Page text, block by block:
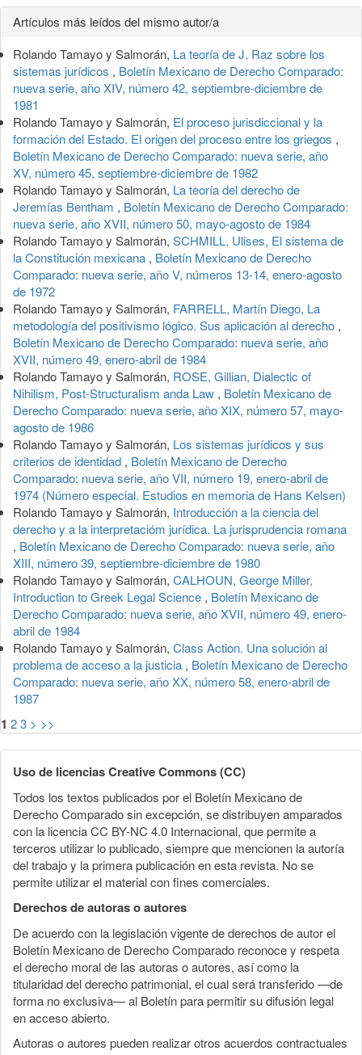
Detalles
del
artículo
Artículos más leídos del mismo autor/a
Rolando Tamayo y Salmorán, La teoría de J. Raz sobre los
sistemas jurídicos , Boletín Mexicano de Derecho Comparado:
nueva serie, año XIV, número 42, septiembre-diciembre de
1981
Rolando Tamayo y Salmorán, El proceso jurisdiccional y la
formación del Estado. El origen del proceso entre los griegos ,
Boletín Mexicano de Derecho Comparado: nueva serie, año
XV, número 45, septiembre-diciembre de 1982
Rolando Tamayo y Salmorán, La teoría del derecho de
Jeremías Bentham , Boletín Mexicano de Derecho Comparado:
nueva serie, año XVII, número 50, mayo-agosto de 1984
Rolando Tamayo y Salmorán, SCHMILL, Ulises, El sistema de
la Constitución mexicana , Boletín Mexicano de Derecho
Comparado: nueva serie, año V, números 13-14, enero-agosto
de 1972
Rolando Tamayo y Salmorán, FARRELL, Martín Diego, La
metodología del positivismo lógico. Sus aplicación al derecho ,
Boletín Mexicano de Derecho Comparado: nueva serie, año
XVII, número 49, enero-abril de 1984
Rolando Tamayo y Salmorán, ROSE, Gillian, Dialectic of
Nihilism, Post-Structuralism anda Law , Boletín Mexicano de
Derecho Comparado: nueva serie, año XIX, número 57, mayo-
agosto de 1986
Rolando Tamayo y Salmorán, Los sistemas jurídicos y sus
criterios de identidad , Boletín Mexicano de Derecho
Comparado: nueva serie, año VII, número 19, enero-abril de
1974 (Número especial. Estudios en memoria de Hans Kelsen)
Rolando Tamayo y Salmorán, Introducción a la ciencia del
derecho y a la interpretacióm jurídica. La jurisprudencia romana
, Boletín Mexicano de Derecho Comparado: nueva serie, año
XIII, número 39, septiembre-diciembre de 1980
Rolando Tamayo y Salmorán, CALHOUN, George Miller,
Introduction to Greek Legal Science , Boletín Mexicano de
Derecho Comparado: nueva serie, año XVII, número 49, enero-
abril de 1984
Rolando Tamayo y Salmorán, Class Action. Una solución al
problema de acceso a la justicia , Boletín Mexicano de Derecho
Comparado: nueva serie, año XX, número 58, enero-abril de
1987
1 23 > >>
Uso de licencias Creative Commons (CC)
Todos los textos publicados por el Boletín Mexicano de
Derecho Comparado sin excepción, se distribuyen amparados
con la licencia CC BY-NC 4.0 Internacional, que permite a
terceros utilizar lo publicado, siempre que mencionen la autoría
del trabajo y la primera publicación en esta revista. No se
permite utilizar el material con fines comerciales.
Derechos de autoras o autores
De acuerdo con la legislación vigente de derechos de autor el
Boletín Mexicano de Derecho Comparado reconoce y respeta
el derecho moral de las autoras o autores, así como la
titularidad del derecho patrimonial, el cual será transferido —de
forma no exclusiva— al Boletín para permitir su difusión legal
en acceso abierto.
Autoras o autores pueden realizar otros acuerdos contractuales